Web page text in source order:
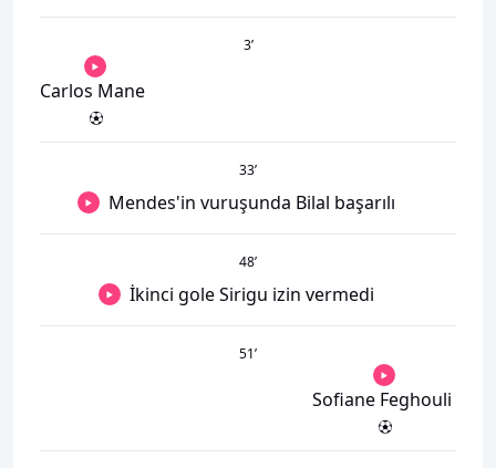
3’
Carlos Mane
33’
Mendes'in vuruşunda Bilal başarılı
48’
İkinci gole Sirigu izin vermedi
51’
Sofiane Feghouli